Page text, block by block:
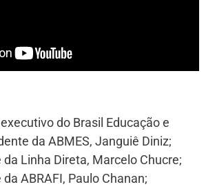
do Brasil Educação e
da ABMES, Janguiê Diniz;
da Linha Direta, Marcelo Chucre;
ABRAFI, Paulo Chanan;